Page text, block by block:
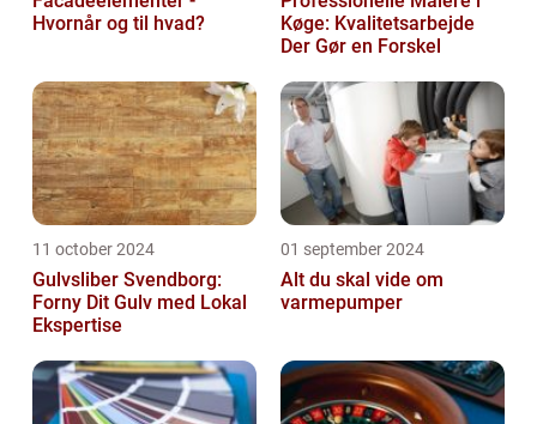
Hvornår og til hvad?
Køge: Kvalitetsarbejde
Der Gør en Forskel
11 october 2024
Gulvsliber Svendborg:
Forny Dit Gulv med Lokal
Ekspertise
01 september 2024
Alt du skal vide om
varmepumper